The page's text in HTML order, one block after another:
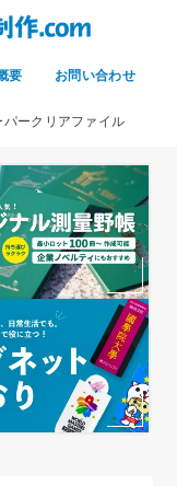
要 お問い合わせ
ークリアファイル